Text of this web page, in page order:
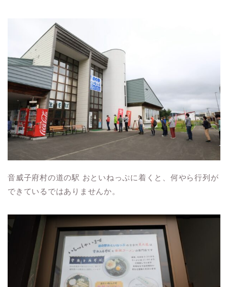
音威子府村の道の駅 おといねっぷに着くと、何やら行列が
できているではありませんか。